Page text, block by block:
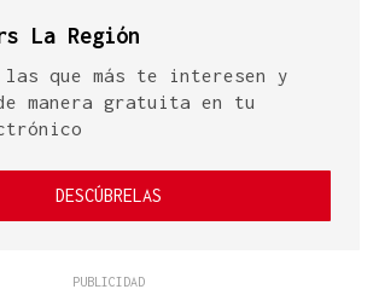
La Región
las que más te interesen y
manera gratuita en tu
DESCÚBRELAS